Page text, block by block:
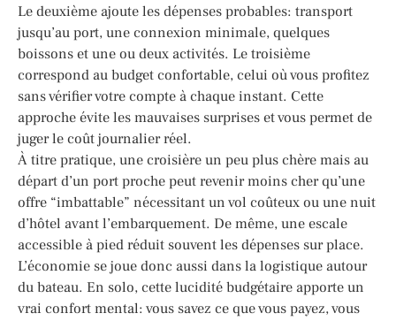
Le deuxième ajoute les dépenses probables: transport
jusqu’au port, une connexion minimale, quelques
boissons et une ou deux activités. Le troisième
correspond au budget confortable, celui où vous profitez
sans vérifier votre compte à chaque instant. Cette
approche évite les mauvaises surprises et vous permet de
juger le coût journalier réel.
À titre pratique, une croisière un peu plus chère mais au
départ d’un port proche peut revenir moins cher qu’une
offre “imbattable” nécessitant un vol coûteux ou une nuit
d’hôtel avant l’embarquement. De même, une escale
accessible à pied réduit souvent les dépenses sur place.
L’économie se joue donc aussi dans la logistique autour
du bateau. En solo, cette lucidité budgétaire apporte un
vrai confort mental: vous savez ce que vous payez, vous